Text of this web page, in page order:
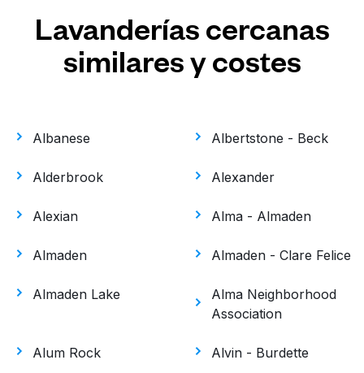
Lavanderías cercanas
similares y costes
Albanese Albertstone - Beck
Alderbrook Alexander
Alexian Alma - Almaden
Almaden Almaden - Clare Felice
Almaden Lake
Alma Neighborhood
Association
Alum Rock Alvin - Burdette